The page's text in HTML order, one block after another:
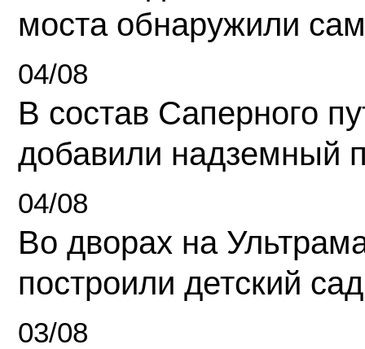
моста обнаружили
04/08
В состав Саперного
добавили надземный
04/08
Во дворах на
построили детский сад
03/08